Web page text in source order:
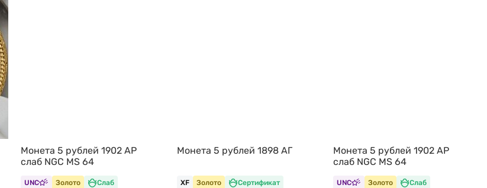
Монета 5 рублей 1902 АР
слаб NGC MS 64
UNC Золото Слаб
Монета 5 рублей 1898 АГ
XF Золото Сертификат
Монета 5 рублей 1902 АР
слаб NGC MS 64
UNC Золото Слаб